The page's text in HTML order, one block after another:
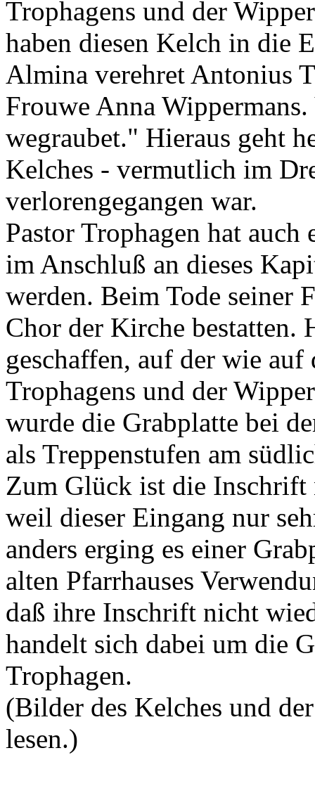
Trophagens und der
haben diesen Kelch in die
Almina verehret Antonius
Frouwe Anna
wegraubet." Hieraus geht
Kelches - vermutlich im
verlorengegangen war.
Pastor Trophagen hat
im Anschluß an dieses
werden. Beim Tode seiner
Chor der Kirche bestatten.
geschaffen, auf der wie
Trophagens und der
wurde die Grabplatte bei
als Treppenstufen am
Zum Glück ist die Inschrift
weil dieser Eingang nur
anders erging es einer
alten Pfarrhauses
daß ihre Inschrift nicht
handelt sich dabei um die
Trophagen.
(Bilder des Kelches und
lesen.)